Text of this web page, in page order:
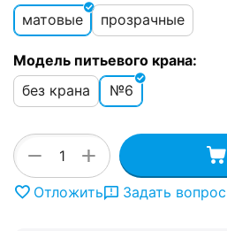
матовые
прозрачные
Модель питьевого крана:
без крана
№6
+
−
Отложить Задать вопрос